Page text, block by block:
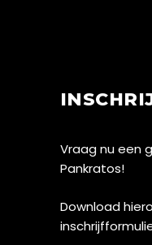
Vraag nu een
Pankratos!
Download